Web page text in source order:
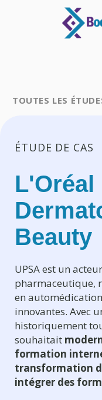
TOUTES LES
ÉTUDE DE CAS
L'Oréal
Beauty
UPSA est un
pharmaceutique,
en
innovantes. Avec
historiquement
souhaitait
formation
transformation
intégrer des